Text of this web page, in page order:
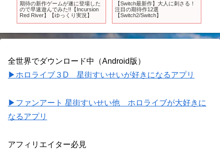
期待の新作ゲームが遂に登場した
ので早速遊んでみた!!【Incursion
Red River】【ゆっくり実況】
【Switch最新作】大人に刺さる！
注目の期待作12選
【Switch2/Switch】
全世界でダウンロード中（Android版）
▶ホロライブ３D 星街すいせいが好きになるアプリ
▶ファンアート 星街すいせい他 ホロライブが大好きに
なるアプリ
アフィリエイター必見